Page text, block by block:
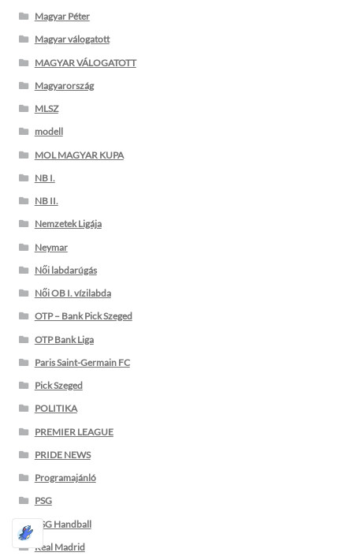
Magyar Péter
Magyar válogatott
MAGYAR VÁLOGATOTT
Magyarország
MLSZ
modell
MOL MAGYAR KUPA
NB I.
NB II.
Nemzetek Ligája
Neymar
Női labdarúgás
Női OB I. vízilabda
OTP – Bank Pick Szeged
OTP Bank Liga
Paris Saint-Germain FC
Pick Szeged
POLITIKA
PREMIER LEAGUE
PRIDE NEWS
Programajánló
PSG
PSG Handball
Real Madrid